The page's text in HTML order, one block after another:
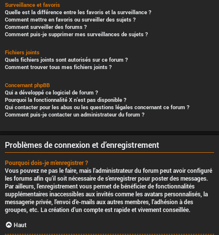
Surveillance et favoris
Quelle est la différence entre les favoris et la surveillance ?
Comment mettre en favoris ou surveiller des sujets ?
Comment surveiller des forums ?
Comment puis-je supprimer mes surveillances de sujets ?
Fichiers joints
Quels fichiers joints sont autorisés sur ce forum ?
Comment trouver tous mes fichiers joints ?
Concernant phpBB
Qui a développé ce logiciel de forum ?
Pourquoi la fonctionnalité X n’est pas disponible ?
Qui contacter pour les abus ou les questions légales concernant ce forum ?
Comment puis-je contacter un administrateur du forum ?
Problèmes de connexion et d’enregistrement
Pourquoi dois-je m’enregistrer ?
Vous pouvez ne pas le faire, mais l’administrateur du forum peut avoir configuré
les forums afin qu’il soit nécessaire de s’enregistrer pour poster des messages.
Par ailleurs, l’enregistrement vous permet de bénéficier de fonctionnalités
supplémentaires inaccessibles aux invités comme les avatars personnalisés, la
messagerie privée, l’envoi d’e-mails aux autres membres, l’adhésion à des
groupes, etc. La création d’un compte est rapide et vivement conseillée.
Haut